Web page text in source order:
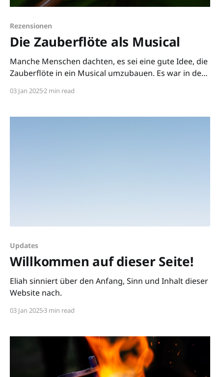
Rezensionen
Die Zauberflöte als Musical
Manche Menschen dachten, es sei eine gute Idee, die
Zauberflöte in ein Musical umzubauen. Es war in der
03 Jan 20252 min read
Updates
Willkommen auf dieser Seite!
Eliah sinniert über den Anfang, Sinn und Inhalt dieser
Website nach.
03 Jan 20253 min read